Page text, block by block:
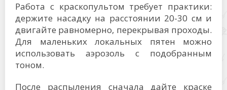
Работа с краскопультом требует практики:
держите насадку на расстоянии 20-30 см и
двигайте равномерно, перекрывая проходы.
Для маленьких локальных пятен можно
использовать аэрозоль с подобранным
тоном.
После распыления сначала дайте краске